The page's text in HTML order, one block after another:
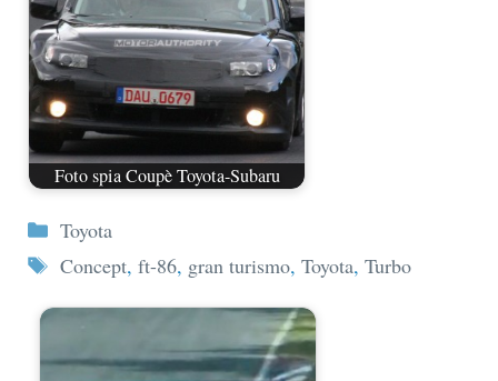
Foto spia Coupè Toyota-Subaru
Categorie
Toyota
Tag
Concept, ft-86, gran turismo, Toyota, Turbo